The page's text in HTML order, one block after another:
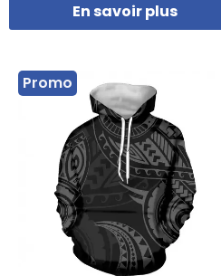
En savoir plus
Promo